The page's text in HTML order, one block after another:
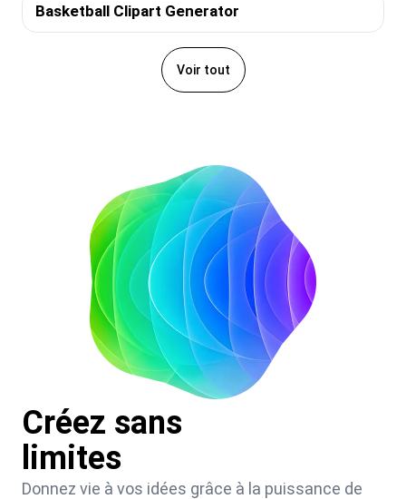
Basketball Clipart Generator
Voir tout
Créez sans
limites
Donnez vie à vos idées grâce à la puissance de